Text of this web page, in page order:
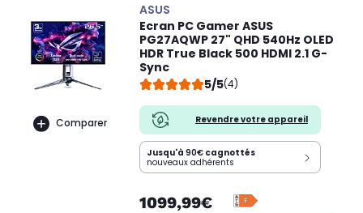
Comparer
ASUS
Ecran PC Gamer ASUS
PG27AQWP 27" QHD 540Hz OLED
HDR True Black 500 HDMI 2.1 G-
Sync
5/5(4)
Revendre votre appareil
Jusqu'à 90€ cagnottés
nouveaux adhérents
1099,99€